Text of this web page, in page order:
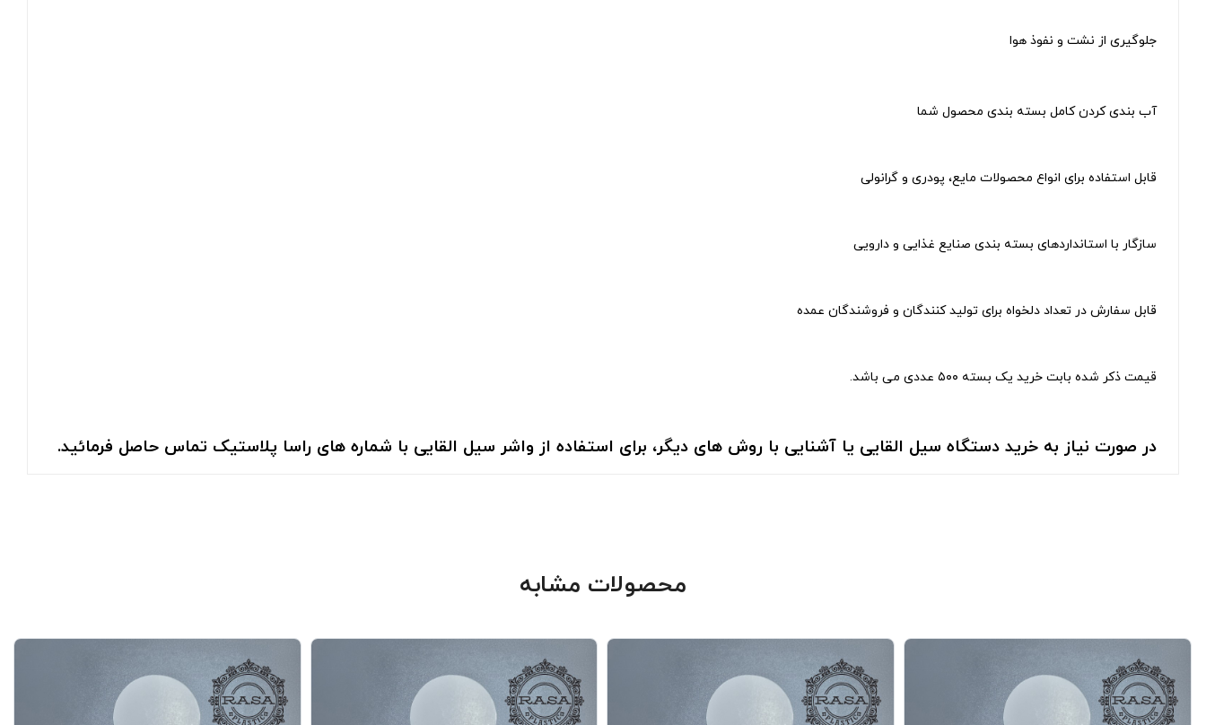
جلوگیری از نشت و نفوذ هوا
آب بندی کردن کامل بسته بندی محصول شما
قابل استفاده برای انواع محصولات مایع، پودری و گرانولی
سازگار با استانداردهای بسته ‌بندی صنایع غذایی و دارویی
قابل سفارش در تعداد دلخواه برای تولید کنندگان و فروشندگان عمده
قیمت ذکر شده بابت خرید یک بسته ۵۰۰ عددی می باشد.
در صورت نیاز به خرید دستگاه سیل القایی یا آشنایی با روش های دیگر، برای استفاده از واشر سیل القایی با شماره های راسا پلاستیک تماس حاصل فرمائید.
محصولات مشابه